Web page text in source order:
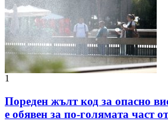
1
Пореден жълт код за опасно
е обявен за по-голямата част